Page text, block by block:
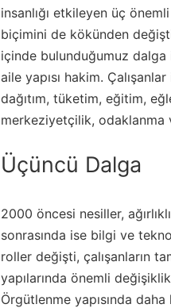
insanlığı etkileyen üç
biçimini de kökünden
içinde bulunduğumuz
aile yapısı hakim.
dağıtım, tüketim, eğitim,
merkeziyetçilik, odaklanma
Üçüncü Dalga
2000 öncesi nesiller,
sonrasında ise bilgi ve
roller değişti, çalışanların
yapılarında önemli
Örgütlenme yapısında